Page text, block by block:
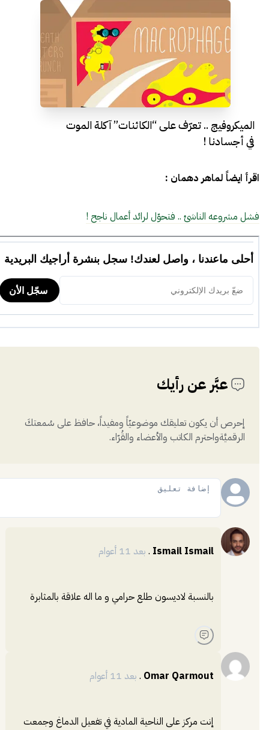
الميكروفيج .. تعرّف على “الكائنات” آكلة الموت
في أجسادنا !
اقرأ ايضاً لماهر دهمان :
فشل مشروعه الناشئ .. فتحوّل لرائد أعمال ناجح !
عبَّر عن رأيك
إحرص أن يكون تعليقك موضوعيّاً ومفيداً، حافظ على سُمعتكَ
الرقميَّةواحترم الكاتب والأعضاء والقُرّاء.
Ismail Ismail
. بعد 11 أعوام
بالنسبة لاديسون طلع حرامي و ما اله علاقة بالمثابرة
Omar Qarmout
. بعد 11 أعوام
إنت مركز على الناحية المادية في تفعيل الدماغ وجمعت